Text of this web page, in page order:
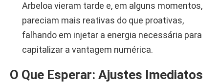
Arbeloa vieram tarde e, em alguns momentos,
pareciam mais reativas do que proativas,
falhando em injetar a energia necessária para
capitalizar a vantagem numérica.
O Que Esperar: Ajustes Imediatos